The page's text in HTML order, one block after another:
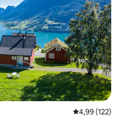
Średnia
4,99 (122)